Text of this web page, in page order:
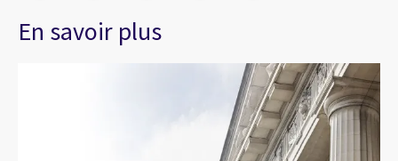
En savoir plus